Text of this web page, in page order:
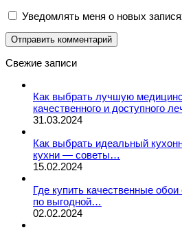
Уведомлять меня о новых
Свежие записи
Как выбрать лучшую
качественного и доступного
31.03.2024
Как выбрать идеальный
кухни — советы…
15.02.2024
Где купить качественные
по выгодной…
02.02.2024